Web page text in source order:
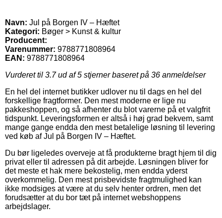
Navn: Jul på Borgen IV – Hæftet
Kategori: Bøger > Kunst & kultur
Producent:
Varenummer: 9788771808964
EAN: 9788771808964
Vurderet til 3.7ud af 5 stjerner baseret på 36 anmeldelser
En hel del internet butikker udlover nu til dags en hel del
forskellige fragtformer. Den mest moderne er lige nu
pakkeshoppen, og så afhenter du blot varerne på et valgfrit
tidspunkt. Leveringsformen er altså i høj grad bekvem, samt
mange gange endda den mest betalelige løsning til levering
ved køb af Jul på Borgen IV – Hæftet.
Du bør ligeledes overveje at få produkterne bragt hjem til dig
privat eller til adressen på dit arbejde. Løsningen bliver for
det meste et hak mere bekostelig, men endda yderst
overkommelig. Den mest prisbevidste fragtmulighed kan
ikke modsiges at være at du selv henter ordren, men det
forudsætter at du bor tæt på internet webshoppens
arbejdslager.